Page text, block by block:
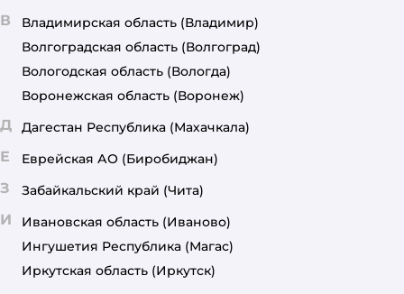
В Владимирская область (Владимир)
Волгоградская область (Волгоград)
Вологодская область (Вологда)
Воронежская область (Воронеж)
Д Дагестан Республика (Махачкала)
Е Еврейская АО (Биробиджан)
З Забайкальский край (Чита)
И Ивановская область (Иваново)
Ингушетия Республика (Магас)
Иркутская область (Иркутск)